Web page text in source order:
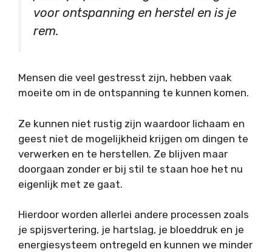
voor ontspanning en herstel en is je
rem.
Mensen die veel gestresst zijn, hebben vaak
moeite om in de ontspanning te kunnen komen.
Ze kunnen niet rustig zijn waardoor lichaam en
geest niet de mogelijkheid krijgen om dingen te
verwerken en te herstellen. Ze blijven maar
doorgaan zonder er bij stil te staan hoe het nu
eigenlijk met ze gaat.
Hierdoor worden allerlei andere processen zoals
je spijsvertering, je hartslag, je bloeddruk en je
energiesysteem ontregeld en kunnen we minder